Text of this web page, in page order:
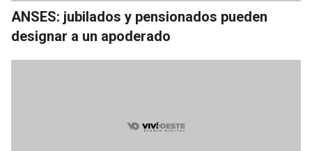
ANSES: jubilados y pensionados pueden
designar a un apoderado